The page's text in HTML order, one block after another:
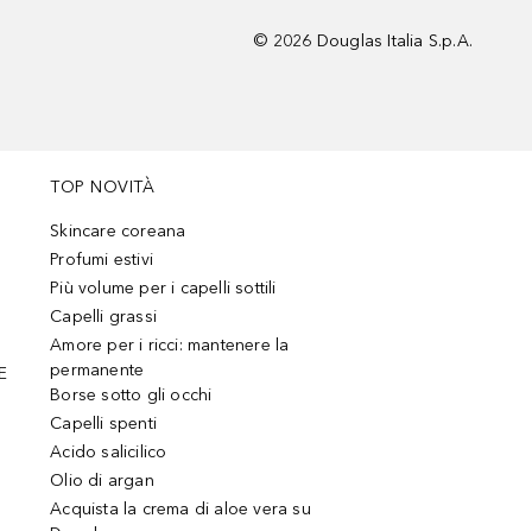
© 2026 Douglas Italia S.p.A.
TOP NOVITÀ
Skincare coreana
Profumi estivi
Più volume per i capelli sottili
Capelli grassi
Amore per i ricci: mantenere la
permanente
Borse sotto gli occhi
Capelli spenti
Acido salicilico
Olio di argan
Acquista la crema di aloe vera su